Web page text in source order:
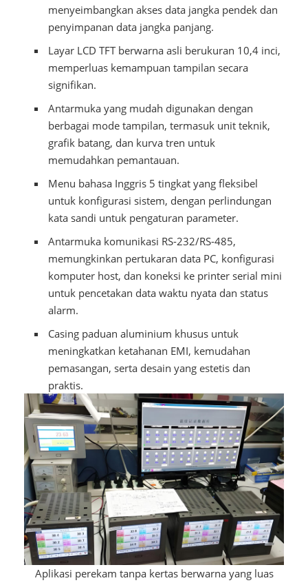
menyeimbangkan akses data jangka pendek dan
penyimpanan data jangka panjang.
Layar LCD TFT berwarna asli berukuran 10,4 inci,
memperluas kemampuan tampilan secara
signifikan.
Antarmuka yang mudah digunakan dengan
berbagai mode tampilan, termasuk unit teknik,
grafik batang, dan kurva tren untuk
memudahkan pemantauan.
Menu bahasa Inggris 5 tingkat yang fleksibel
untuk konfigurasi sistem, dengan perlindungan
kata sandi untuk pengaturan parameter.
Antarmuka komunikasi RS-232/RS-485,
memungkinkan pertukaran data PC, konfigurasi
komputer host, dan koneksi ke printer serial mini
untuk pencetakan data waktu nyata dan status
alarm.
Casing paduan aluminium khusus untuk
meningkatkan ketahanan EMI, kemudahan
pemasangan, serta desain yang estetis dan
praktis.
Aplikasi perekam tanpa kertas berwarna yang luas